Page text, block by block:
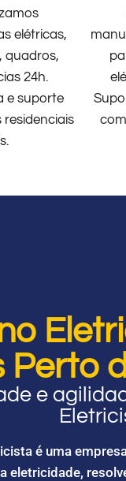
elétricas,
quadros,
24h.
e suporte
Perto
e
é uma
eletricidade,